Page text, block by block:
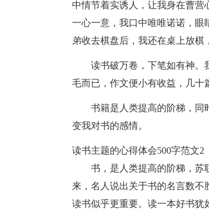
中情节着实诱人，让我身在曹
一心一意，我口中唯唯诺诺，眼
弟收去棋盘后，我还在桌上放棋
读书破万卷，下笔如有神。
毛而已，作文便小有收益，几十
书籍是人类提高的阶梯，同
变我对书的感情。
读书主题的心得体会500字范文2
书，是人类提高的阶梯，苏
来，名人说出关于书的名言数不
读书似乎更重要。读一本好书犹